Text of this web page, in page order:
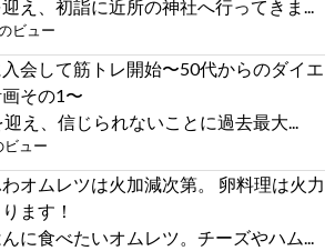
え、初詣に近所の神社へ行ってきま...
ビュー
会して筋トレ開始〜50代からのダイエ
その1〜
え、信じられないことに過去最大...
ビュー
オムレツは火加減次第。 卵料理は火力
ます！
に食べたいオムレツ。チーズやハム...